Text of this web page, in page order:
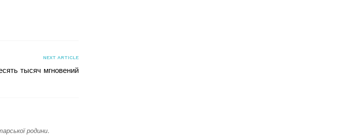
NEXT ARTICLE
тысяч мгновений
родини.